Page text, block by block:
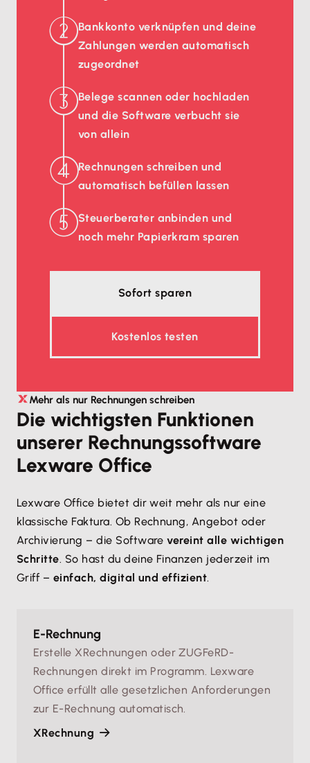
Bankkonto verknüpfen und deine
Zahlungen werden automatisch
zugeordnet
Belege scannen oder hochladen
und die Software verbucht sie
von allein
Rechnungen schreiben und
automatisch befüllen lassen
Steuerberater anbinden und
noch mehr Papierkram sparen
Sofort sparen
Kostenlos testen
Mehr als nur Rechnungen schreiben
Die wichtigsten Funktionen
unserer Rechnungssoftware
Lexware Office
Lexware Office bietet dir weit mehr als nur eine
klassische Faktura. Ob Rechnung, Angebot oder
Archivierung – die Softwarevereint alle wichtigen
Schritte. So hast du deine Finanzen jederzeit im
Griff – einfach, digital und effizient.
E-Rechnung
Erstelle XRechnungen oder ZUGFeRD-
Rechnungen direkt im Programm. Lexware
Office erfüllt alle gesetzlichen Anforderungen
zur E-Rechnung automatisch.
XRechnung